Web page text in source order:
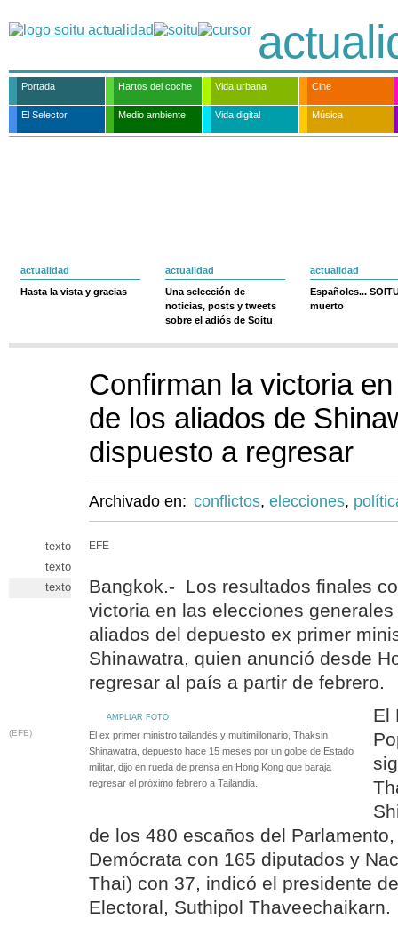
Portada Hartos del coche Vida urbana Cine
El Selector Medio ambiente Vida digital Música
actualidad
Hasta la vista y gracias
actualidad
Una selección de
noticias, posts y tweets
sobre el adiós de Soitu
actualidad
Españoles...
muerto
Confirman la victoria
de los aliados de
dispuesto a regresar
Archivado en: conflictos, elecciones,
texto
texto
texto
EFE
Bangkok.- Los resultados finales
victoria en las elecciones
aliados del depuesto ex primer
Shinawatra, quien anunció desde
regresar al país a partir de febrero.
AMPLIAR FOTO
(EFE)
El ex primer ministro tailandés y multimillonario, Thaksin
Shinawatra, depuesto hace 15 meses por un golpe de Estado
militar, dijo en rueda de prensa en Hong Kong que baraja
regresar el próximo febrero a Tailandia.
El
de los 480 escaños del
Demócrata con 165 diputados y
Thai) con 37, indicó el presidente
Electoral, Suthipol Thaveechaikarn.